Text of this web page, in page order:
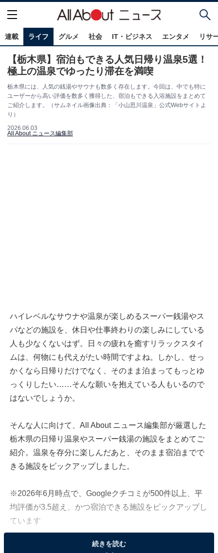
連載 ライフ グルメ 社会 IT・ビジネス エンタメ リサ
【栃木県】宿泊もできる人気日帰り温泉5選！
極上の温泉でゆったり滞在を満喫
栃木県には、人気の銭湯やサウナも数多く存在します。今回は、中でも特に
ユーザーから高い評価を数多く獲得した、宿泊もできる入浴施設をまとめて
ご紹介します。（サムネイル画像出典：「小山思川温泉」公式Webサイトよ
り）
2026.06.03
All About ニュース編集部
ハイレベルなサウナや温泉が楽しめるスーパー銭湯やス
パなどの施設を、休日や仕事終わりの楽しみにしている
人も少なくないはず。日々の疲れを癒すリラックスタイ
ムは、何物にも代えがたい時間ですよね。しかし、せっ
かくなら日帰りだけでなく、そのまま泊まってもっとゆ
っくりしたい……そんな願いを抱えている人もいるので
はないでしょうか。
そんな人に向けて、All About ニュース編集部が厳選した
栃木県の日帰り温泉やスーパー銭湯の施設をまとめてご
紹介。温泉を存分に楽しんだあと、そのまま宿泊までで
きる施設をピックアップしました。
※2026年6月時点で、Googleクチコミが500件以上、平
均評価が3.5超え、かつ宿泊できる施設をピックアップし
ています
＞各施設の営業時間と料金をチェックする
続きを読む